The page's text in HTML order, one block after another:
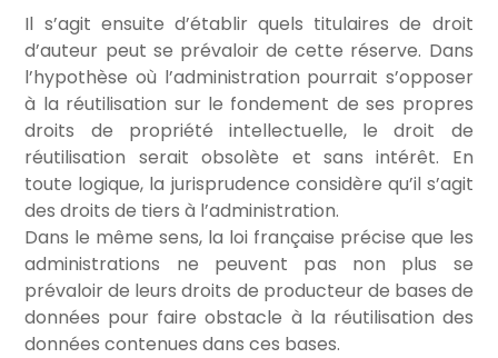
Il s’agit ensuite d’établir quels titulaires de droit
d’auteur peut se prévaloir de cette réserve. Dans
l’hypothèse où l’administration pourrait s’opposer
à la réutilisation sur le fondement de ses propres
droits de propriété intellectuelle, le droit de
réutilisation serait obsolète et sans intérêt. En
toute logique, la jurisprudence considère qu’il s’agit
des droits de tiers à l’administration.
Dans le même sens, la loi française précise que les
administrations ne peuvent pas non plus se
prévaloir de leurs droits de producteur de bases de
données pour faire obstacle à la réutilisation des
données contenues dans ces bases.